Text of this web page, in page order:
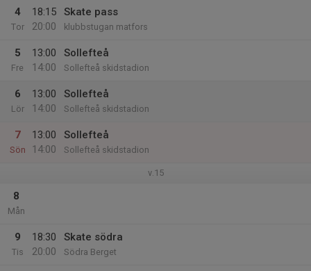
4
Tor
18:15
20:00
Skate pass
klubbstugan matfors
5
Fre
13:00
14:00
Sollefteå
Sollefteå skidstadion
6
Lör
13:00
14:00
Sollefteå
Sollefteå skidstadion
7
Sön
13:00
14:00
Sollefteå
Sollefteå skidstadion
v.15
8
Mån
9
Tis
18:30
20:00
Skate södra
Södra Berget